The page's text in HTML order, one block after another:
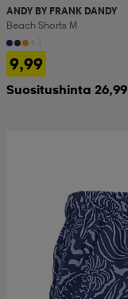
ANDY BY FRANK DANDY
Beach Shorts M
9,99
Suositushinta 26,99